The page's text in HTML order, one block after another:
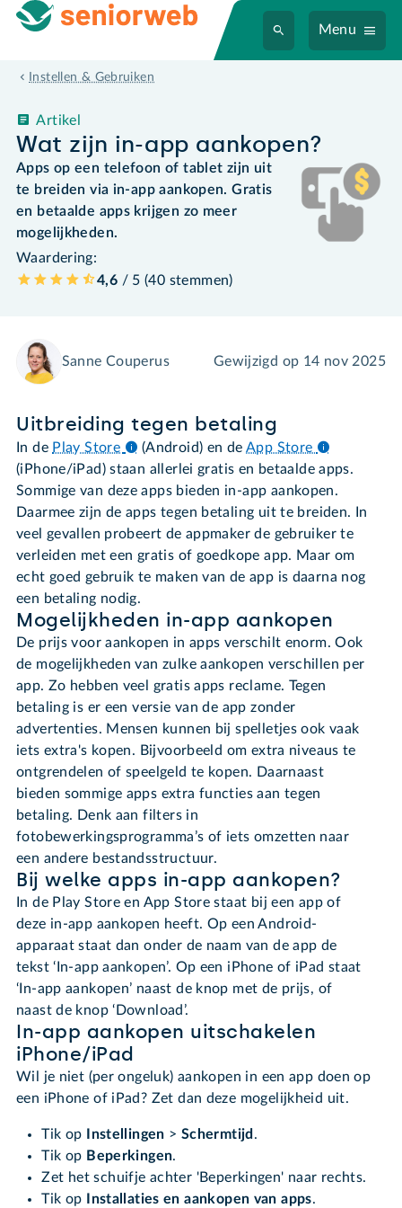
Menu
Instellen & Gebruiken
Wat zijn in-app aankopen?
Artikel
Apps op een telefoon of tablet zijn uit
te breiden via in-app aankopen. Gratis
en betaalde apps krijgen zo meer
mogelijkheden.
Waardering:
4,6 / 5 (40 stemmen)
Sanne Couperus Gewijzigd op 14 nov 2025
Uitbreiding tegen betaling
In de Play Store (Android) en deApp Store
(iPhone/iPad) staan allerlei gratis en betaalde apps.
Sommige van deze apps bieden in-app aankopen.
Daarmee zijn de apps tegen betaling uit te breiden. In
veel gevallen probeert de appmaker de gebruiker te
verleiden met een gratis of goedkope app. Maar om
echt goed gebruik te maken van de app is daarna nog
een betaling nodig.
Mogelijkheden in-app aankopen
De prijs voor aankopen in apps verschilt enorm. Ook
de mogelijkheden van zulke aankopen verschillen per
app. Zo hebben veel gratis apps reclame. Tegen
betaling is er een versie van de app zonder
advertenties. Mensen kunnen bij spelletjes ook vaak
iets extra's kopen. Bijvoorbeeld om extra niveaus te
ontgrendelen of speelgeld te kopen. Daarnaast
bieden sommige apps extra functies aan tegen
betaling. Denk aan filters in
fotobewerkingsprogramma’s of iets omzetten naar
een andere bestandsstructuur.
Bij welke apps in-app aankopen?
In de Play Store en App Store staat bij een app of
deze in-app aankopen heeft. Op een Android-
apparaat staat dan onder de naam van de app de
tekst ‘In-app aankopen’. Op een iPhone of iPad staat
‘In-app aankopen’ naast de knop met de prijs, of
naast de knop ‘Download’.
In-app aankopen uitschakelen
iPhone/iPad
Wil je niet (per ongeluk) aankopen in een app doen op
een iPhone of iPad? Zet dan deze mogelijkheid uit.
Tik op Instellingen > Schermtijd .
Tik op Beperkingen.
Zet het schuifje achter 'Beperkingen' naar rechts.
Tik op
Installaties en aankopen van apps.